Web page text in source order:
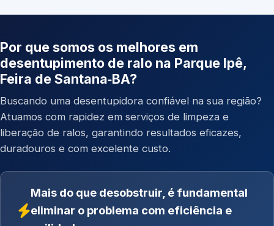
Por que somos os melhores em
desentupimento de ralo na Parque Ipê,
Feira de Santana‑BA?
Buscando uma desentupidora confiável na sua região?
Atuamos com rapidez em serviços de limpeza e
liberação de ralos, garantindo resultados eficazes,
duradouros e com excelente custo.
Mais do que desobstruir, é fundamental
eliminar o problema com eficiência e